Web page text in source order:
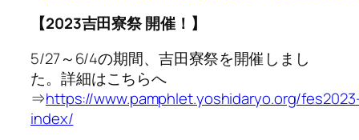
【2023吉田寮祭 開催！】
5/27～6/4の期間、吉田寮祭を開催しまし
た。詳細はこちらへ
⇒https://www.pamphlet.yoshidaryo.org/
index/